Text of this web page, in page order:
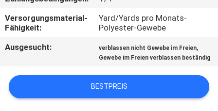
FÄLLE
COMPANY
NEWS
Versorgungsmaterial-
Fähigkeit:
Yard/Yards pro Monats-
Polyester-Gewebe
Ausgesucht:
verblassen nicht Gewebe im Freien,
Gewebe im Freien verblassen beständig
BESTPREIS